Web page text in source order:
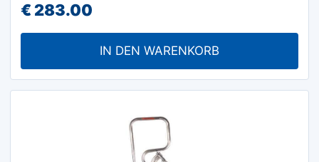
€283.00
IN DEN WARENKORB